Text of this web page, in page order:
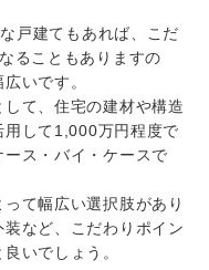
戸建てもあれば、こだ
ることもありますの
いです。
て、住宅の建材や構造
用して1,000万円程度で
ス・バイ・ケースで
て幅広い選択肢があり
など、こだわりポイン
いでしょう。